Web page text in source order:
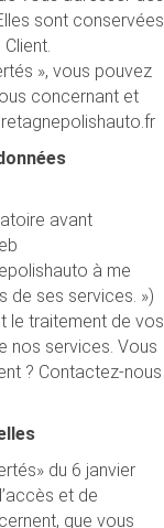
sont conservées
», vous pouvez
concernant et
avant
à me
de ses services. »)
le traitement de vos
nos services. Vous
? Contactez-nous
du 6 janvier
et de
que vous